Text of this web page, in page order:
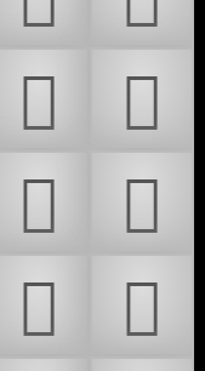
𜷮
𜷯
𜷳
𜷴
𜸁
𜸃